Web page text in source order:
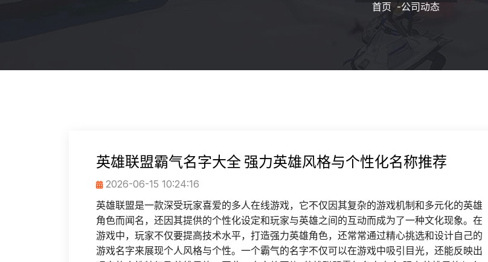
首页 -公司动态
英雄联盟霸气名字大全 强力英雄风格与个性化名称推荐
2026-06-15 10:24:16
英雄联盟是一款深受玩家喜爱的多人在线游戏，它不仅因其复杂的游戏机制和多元化的英雄
角色而闻名，还因其提供的个性化设定和玩家与英雄之间的互动而成为了一种文化现象。在
游戏中，玩家不仅要提高技术水平，打造强力英雄角色，还常常通过精心挑选和设计自己的
游戏名字来展现个人风格与个性。一个霸气的名字不仅可以在游戏中吸引目光，还能反映出